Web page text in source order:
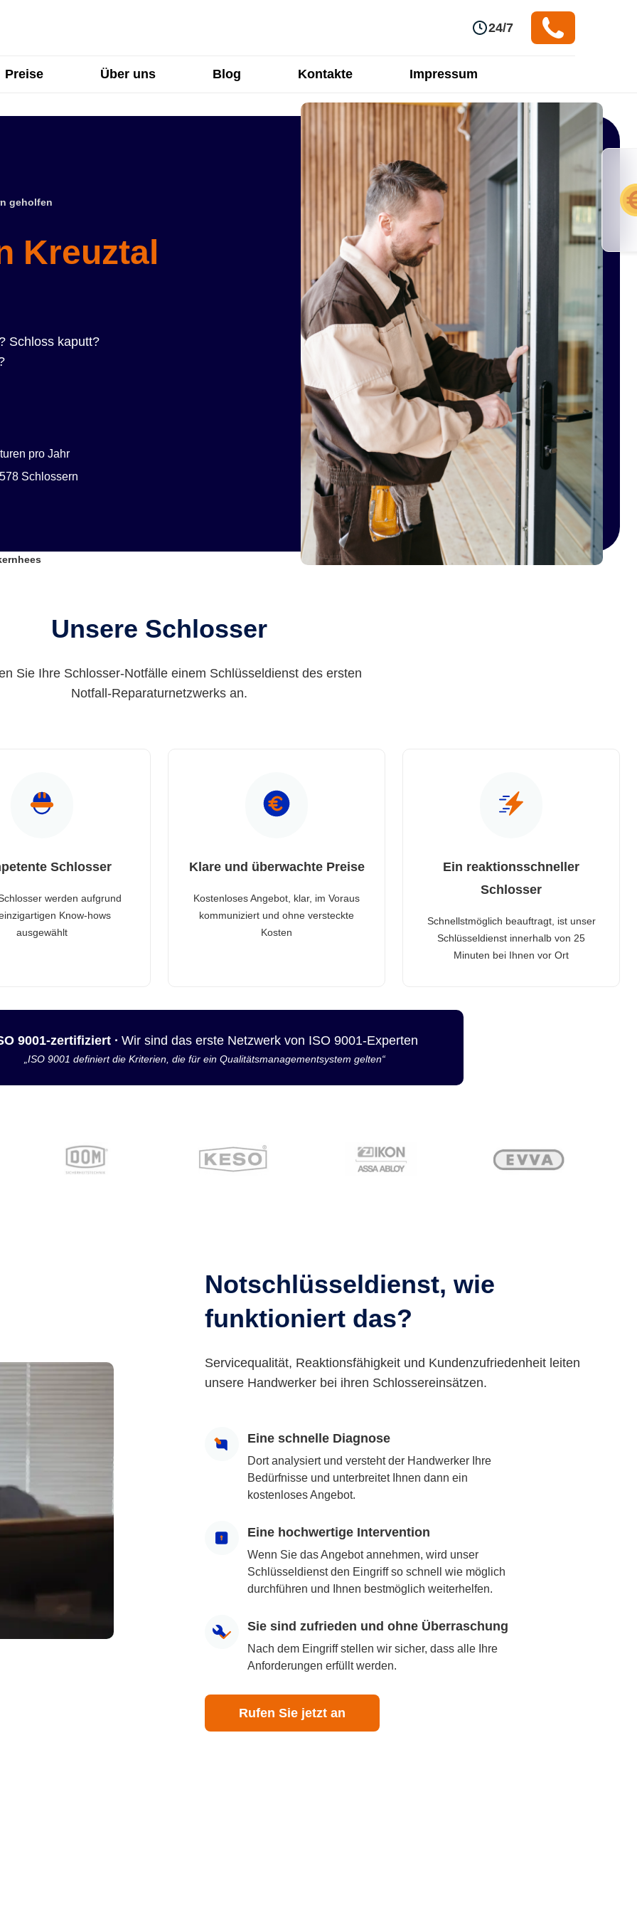
24/7
Preise Über uns Blog Kontakte Impressum
geholfen
Kreuztal
Schloss kaputt?
pro Jahr
Schlossern
Unsere Schlosser
Sie Ihre Schlosser-Notfälle einem Schlüsseldienst des ersten
Notfall-Reparaturnetzwerks an.
Schlosser
werden aufgrund
Know-hows
ausgewählt
Klare und überwachte Preise
Kostenloses Angebot, klar, im Voraus
kommuniziert und ohne versteckte
Kosten
Ein reaktionsschneller
Schlosser
Schnellstmöglich beauftragt, ist unser
Schlüsseldienst innerhalb von 25
Minuten bei Ihnen vor Ort
9001-zertifiziert · Wir sind das erste Netzwerk von ISO 9001-Experten
„ISO 9001 definiert die Kriterien, die für ein Qualitätsmanagementsystem gelten“
Notschlüsseldienst, wie
funktioniert das?
Servicequalität, Reaktionsfähigkeit und Kundenzufriedenheit leiten
unsere Handwerker bei ihren Schlossereinsätzen.
Eine schnelle Diagnose
Dort analysiert und versteht der Handwerker Ihre
Bedürfnisse und unterbreitet Ihnen dann ein
kostenloses Angebot.
Eine hochwertige Intervention
Wenn Sie das Angebot annehmen, wird unser
Schlüsseldienst den Eingriff so schnell wie möglich
durchführen und Ihnen bestmöglich weiterhelfen.
Sie sind zufrieden und ohne Überraschung
Nach dem Eingriff stellen wir sicher, dass alle Ihre
Anforderungen erfüllt werden.
Rufen Sie jetzt an